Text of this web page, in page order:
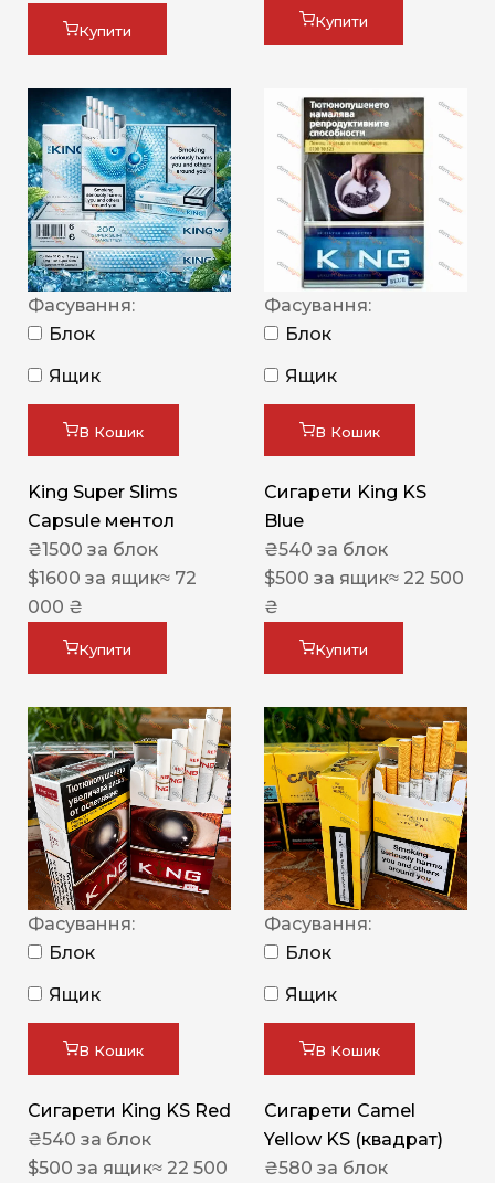
Купити
Купити
Фасування:
Блок
Ящик
В Кошик
King Super Slims
Capsule ментол
₴1500 за блок
$1600 за ящик≈ 72
000 ₴
Купити
Фасування:
Блок
Ящик
В Кошик
Сигарети King KS
Blue
₴540 за блок
$500 за ящик≈ 22 500
₴
Купити
Фасування:
Блок
Ящик
В Кошик
Сигарети King KS Red
₴540 за блок
$500 за ящик≈ 22 500
Фасування:
Блок
Ящик
В Кошик
Сигарети Camel
Yellow KS (квадрат)
₴580 за блок